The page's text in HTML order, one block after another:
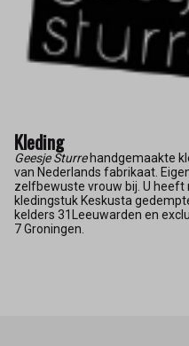
Kleding
Geesje Sturrehandgemaakte
van Nederlands fabrikaat.
zelfbewuste vrouw bij. U
kledingstuk Keskusta
kelders 31Leeuwarden en
7 Groningen.